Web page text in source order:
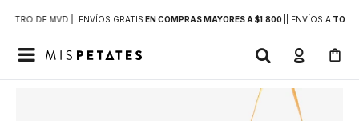
DE MVD | | ENVÍOS GRATIS EN COMPRAS MAYORES A $1.800 | ENVÍOS ATODO
